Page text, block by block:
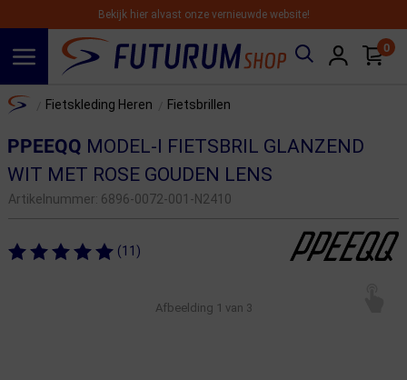
Bekijk hier alvast onze vernieuwde website!
0
Home Fietskleding Heren Fietsbrillen
PPEEQQ MODEL-I FIETSBRIL GLANZEND
WIT MET ROSE GOUDEN LENS
Artikelnummer: 6896-0072-001-N2410
(11)
Afbeelding 1 van 3